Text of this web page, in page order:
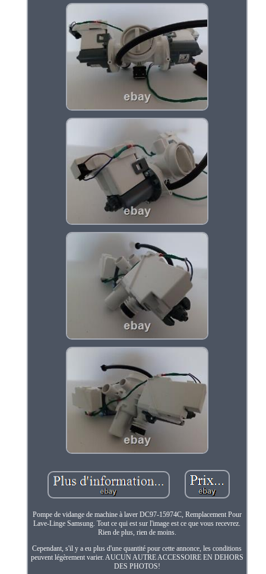
Pompe de vidange de machine à laver DC97-15974C, Remplacement Pour
Lave-Linge Samsung. Tout ce qui est sur l'image est ce que vous recevrez.
Rien de plus, rien de moins.
Cependant, s'il y a eu plus d'une quantité pour cette annonce, les conditions
peuvent légèrement varier. AUCUN AUTRE ACCESSOIRE EN DEHORS
DES PHOTOS!